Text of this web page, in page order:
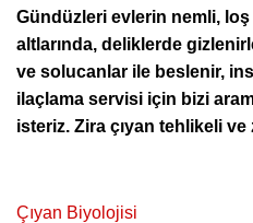
Gündüzleri evlerin nemli,
altlarında, deliklerde
ve solucanlar ile beslenir,
ilaçlama servisi için bizi
isteriz. Zira çıyan tehlikeli
Çıyan Biyolojisi